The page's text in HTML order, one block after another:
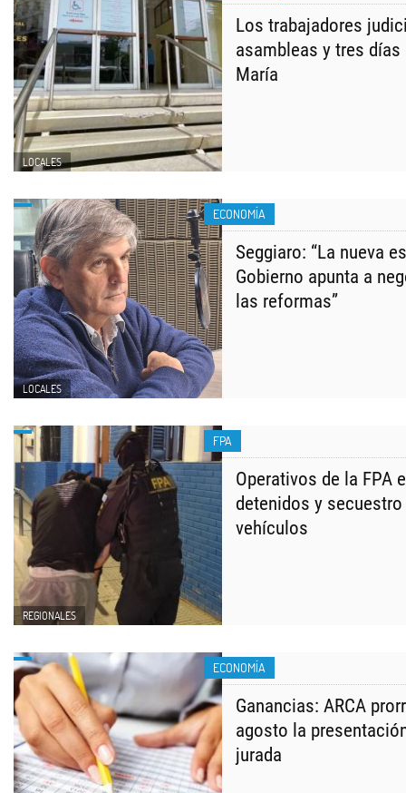
LOCALES
Los trabajadores
asambleas y tres
María
ECONOMÍA
LOCALES
Seggiaro: “La nueva
Gobierno apunta a
las reformas”
FPA
REGIONALES
Operativos de la FPA
detenidos y
vehículos
ECONOMÍA
​Ganancias: ARCA
agosto la
jurada